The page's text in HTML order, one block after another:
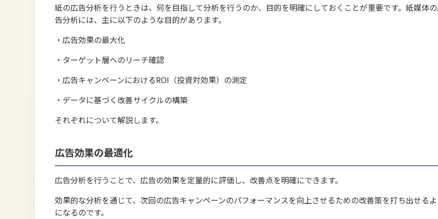
紙の広告分析を行うときは、何を目指して分析を行うのか、目的を明確にしておくことが重要です。紙媒体
告分析には、主に以下のような目的があります。
・広告効果の最大化
・ターゲット層へのリーチ確認
・広告キャンペーンにおけるROI（投資対効果）の測定
・データに基づく改善サイクルの構築
それぞれについて解説します。
広告効果の最適化
広告分析を行うことで、広告の効果を定量的に評価し、改善点を明確にできます。
効果的な分析を通じて、次回の広告キャンペーンのパフォーマンスを向上させるための改善策を打ち出せる
になるのです。